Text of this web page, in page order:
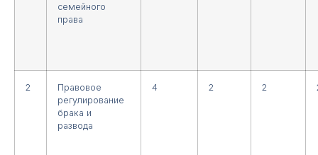
семейного
права
2
Правовое
регулирование
брака и
развода
4 2 2